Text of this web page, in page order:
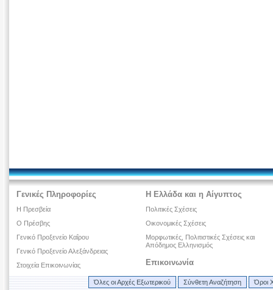
Γενικές Πληροφορίες
Η Πρεσβεία
Ο Πρέσβης
Γενικό Προξενείο Καΐρου
Γενικό Προξενείο Αλεξάνδρειας
Στοιχεία Επικοινωνίας
Η Ελλάδα και η Αίγυπτος
Πολιτικές Σχέσεις
Οικονομικές Σχέσεις
Μορφωτικές, Πολιτιστικές Σχέσεις και
Απόδημος Ελληνισμός
Επικοινωνία
Όλες οι Αρχές Εξωτερικού Σύνθετη Αναζήτηση Όροι